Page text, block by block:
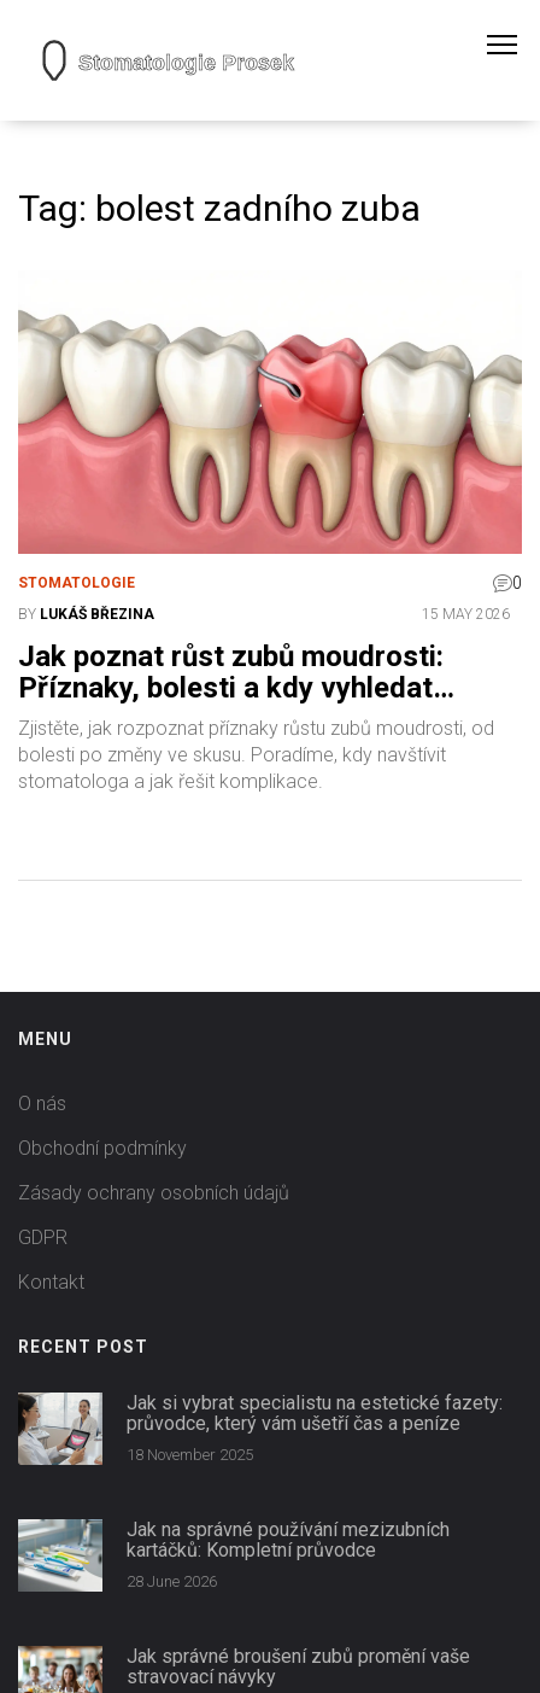
Tag: bolest zadního zuba
STOMATOLOGIE 0
BY LUKÁŠ BŘEZINA 15 MAY 2026
Jak poznat růst zubů moudrosti:
Příznaky, bolesti a kdy vyhledat
pomoc
Zjistěte, jak rozpoznat příznaky růstu zubů moudrosti, od
bolesti po změny ve skusu. Poradíme, kdy navštívit
stomatologa a jak řešit komplikace.
MENU
O nás
Obchodní podmínky
Zásady ochrany osobních údajů
GDPR
Kontakt
RECENT POST
Jak si vybrat specialistu na estetické fazety:
průvodce, který vám ušetří čas a peníze
18 November 2025
Jak na správné používání mezizubních
kartáčků: Kompletní průvodce
28 June 2026
Jak správné broušení zubů promění vaše
stravovací návyky